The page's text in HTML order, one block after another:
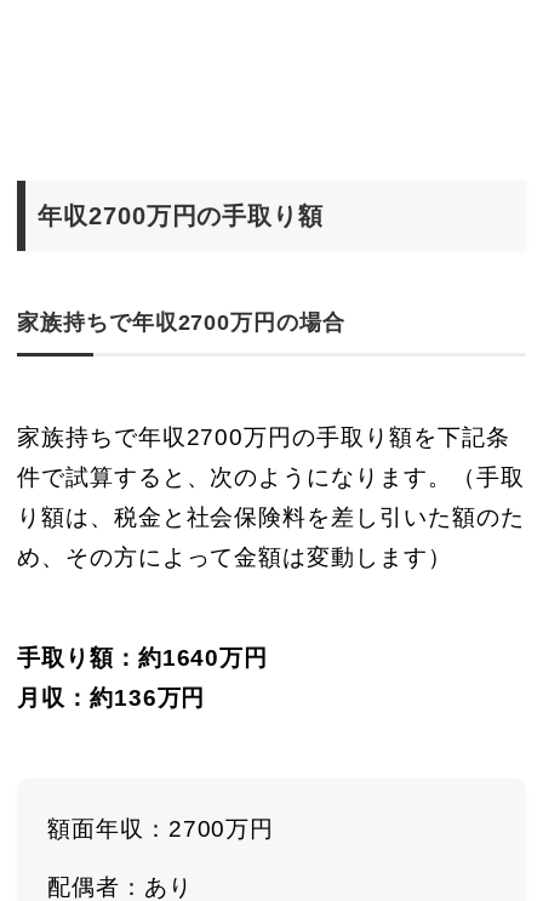
年収2700万円の手取り額
家族持ちで年収2700万円の場合
家族持ちで年収2700万円の手取り額を下記条
件で試算すると、次のようになります。（手取
り額は、税金と社会保険料を差し引いた額のた
め、その方によって金額は変動します）
手取り額：約1640万円
月収：約136万円
額面年収：2700万円
配偶者：あり